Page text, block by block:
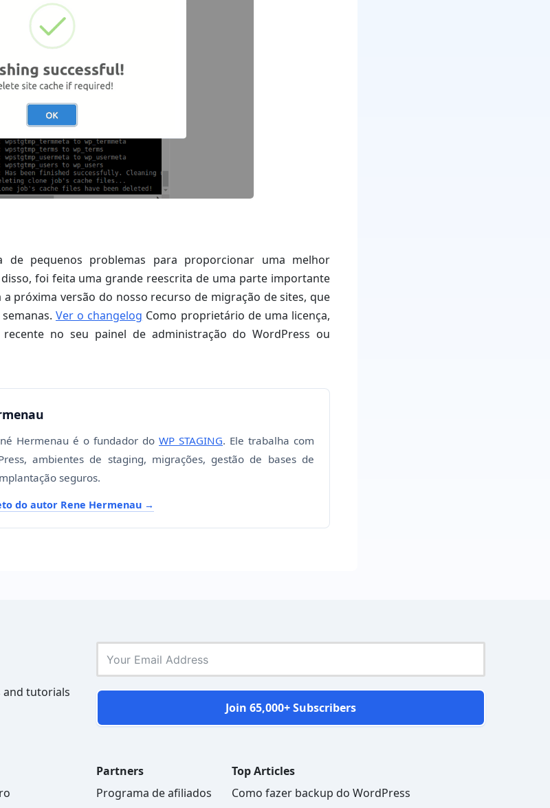
de pequenos problemas para proporcionar uma melhor
foi feita uma grande reescrita de uma parte importante
próxima versão do nosso recurso de migração de sites, que
Ver o changelog Como proprietário de uma licença,
no seu painel de administração do WordPress ou
Hermenau é o fundador do WP STAGING. Ele trabalha com
ambientes de staging, migrações, gestão de bases de
seguros.
do autor Rene Hermenau
and tutorials
Join 65,000+ Subscribers
Partners
Programa de afiliados
Top Articles
Como fazer backup do WordPress